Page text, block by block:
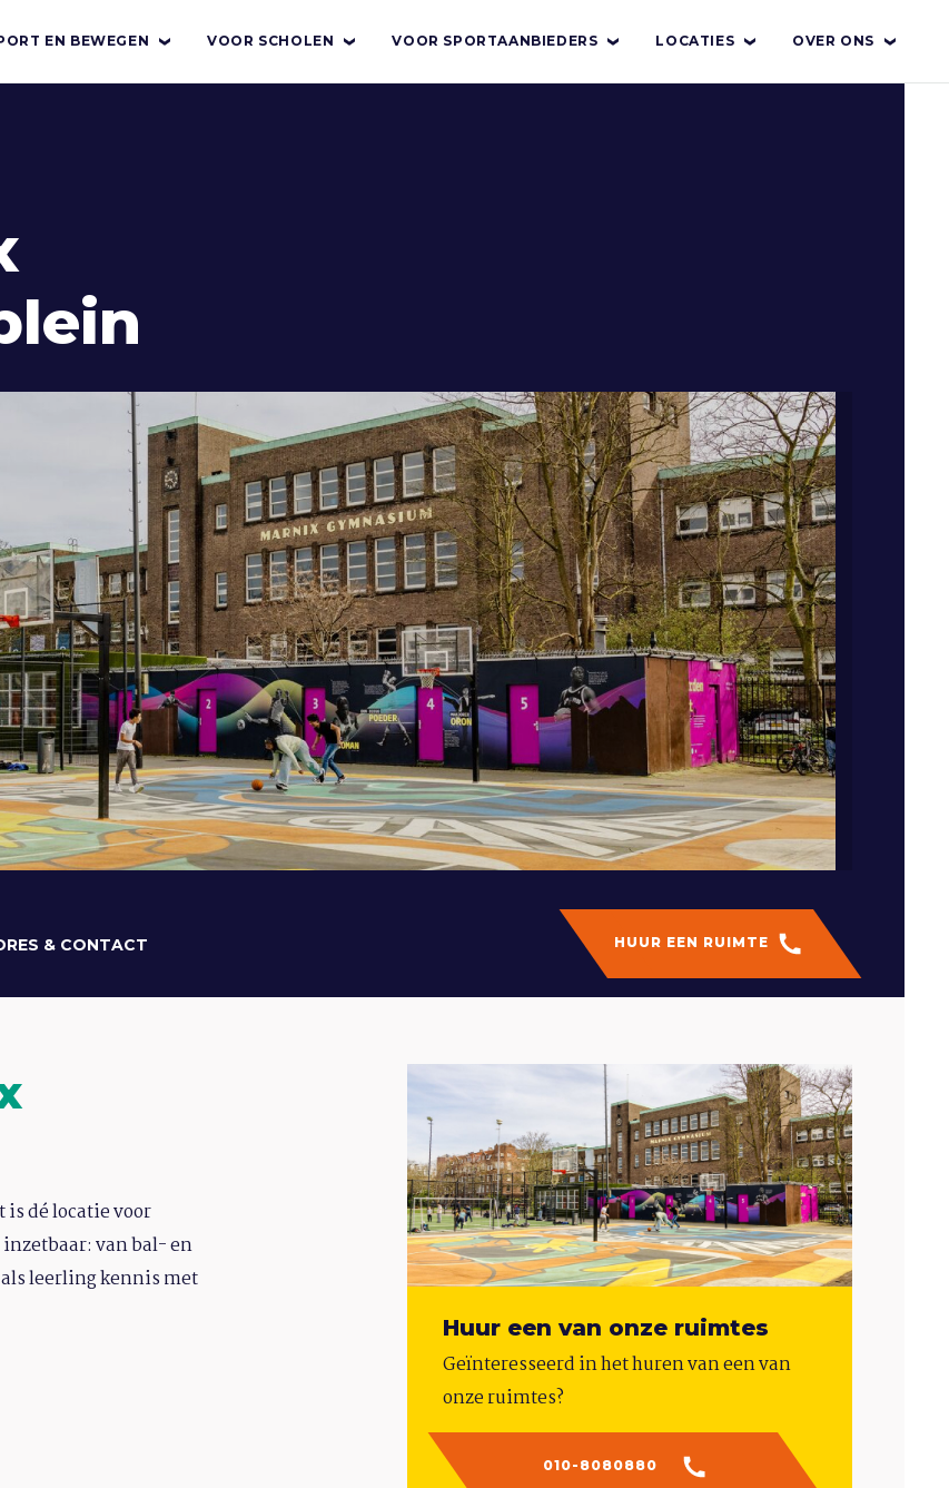
EN BEWEGEN VOOR SCHOLEN VOOR SPORTAANBIEDERS LOCATIES OVER ONS
HUUR EEN RUIMTE
& CONTACT
dé locatie voor
van bal- en
leerling kennis met
Huur een van onze ruimtes
Geïnteresseerd in het huren van een van
onze ruimtes?
010-8080880